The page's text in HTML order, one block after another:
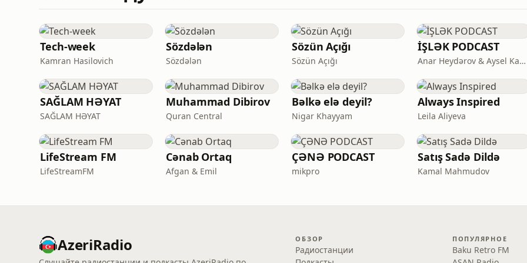
Tech-week
Kamran Hasilovich
Sözdələn
Sözdələn
Sözün Açığı
Sözün Açığı
İŞLƏK PODCAST
Anar Heydərov & Aysel Kamal
SAĞLAM HƏYAT
SAĞLAM HƏYAT
Muhammad Dibirov
Quran Central
Bəlkə elə deyil?
Nigar Khayyam
Always Inspired
Leila Aliyeva
LifeStream FM
LifeStreamFM
Cənab Ortaq
Afgan & Emil
ÇƏNƏ PODCAST
mikpro
Satış Sadə Dildə
Kamal Mahmudov
AzeriRadio ОБЗОР
Радиостанции
ПОПУЛЯРНОЕ
Baku Retro FM